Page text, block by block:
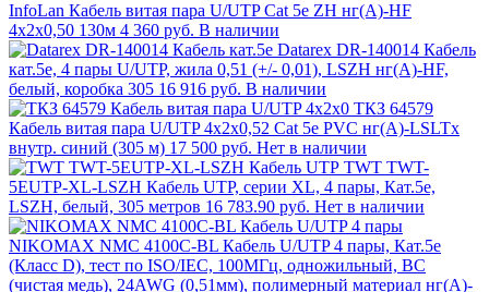
InfoLan Кабель витая пара U/UTP Cat 5e ZH нг(А)-HF
4х2х0,50 130м 4 360 руб. В наличии
Datarex DR-140014 Кабель
кат.5е, 4 пары U/UTP, жила 0,51 (+/- 0,01), LSZH нг(А)-HF,
белый, коробка 305 16 916 руб. В наличии
ТКЗ 64579
Кабель витая пара U/UTP 4х2х0,52 Cat 5e PVC нг(А)-LSLTx
внутр. синий (305 м) 17 500 руб. Нет в наличии
TWT TWT-
5EUTP-XL-LSZH Кабель UTP, серии XL, 4 пары, Кат.5e,
LSZH, белый, 305 метров 16 783.90 руб. Нет в наличии
NIKOMAX NMC 4100C-BL Кабель U/UTP 4 пары, Кат.5e
(Класс D), тест по ISO/IEC, 100МГц, одножильный, BC
(чистая медь), 24AWG (0,51мм), полимерный материал нг(А)-